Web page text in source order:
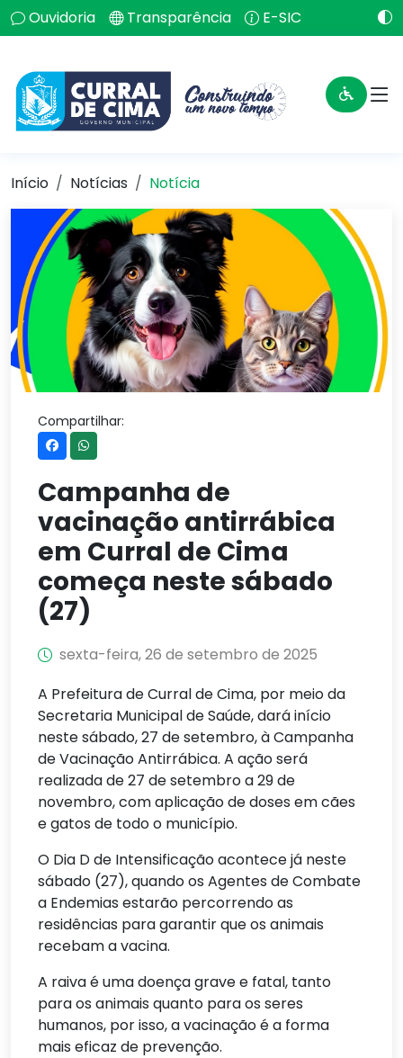
Ouvidoria Transparência E-SIC
Início Notícias Notícia
Compartilhar:
Campanha de
vacinação antirrábica
em Curral de Cima
começa neste sábado
(27)
sexta-feira, 26 de setembro de 2025
A Prefeitura de Curral de Cima, por meio da
Secretaria Municipal de Saúde, dará início
neste sábado, 27 de setembro, à Campanha
de Vacinação Antirrábica. A ação será
realizada de 27 de setembro a 29 de
novembro, com aplicação de doses em cães
e gatos de todo o município.
O Dia D de Intensificação acontece já neste
sábado (27), quando os Agentes de Combate
a Endemias estarão percorrendo as
residências para garantir que os animais
recebam a vacina.
A raiva é uma doença grave e fatal, tanto
para os animais quanto para os seres
humanos, por isso, a vacinação é a forma
mais eficaz de prevenção.